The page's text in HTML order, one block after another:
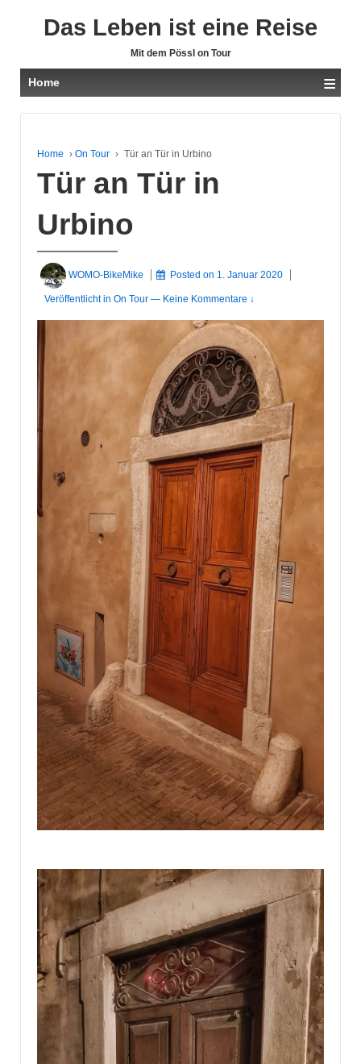
Das Leben ist eine Reise
Mit dem Pössl on Tour
Home ≡
Home › On Tour › Tür an Tür in Urbino
Tür an Tür in
Urbino
WOMO-BikeMike Posted on 1. Januar 2020
Veröffentlicht in On Tour — Keine Kommentare ↓